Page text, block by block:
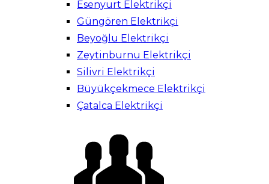
Esenyurt Elektrikçi
Güngören Elektrikçi
Beyoğlu Elektrikçi
Zeytinburnu Elektrikçi
Silivri Elektrikçi
Büyükçekmece Elektrikçi
Çatalca Elektrikçi